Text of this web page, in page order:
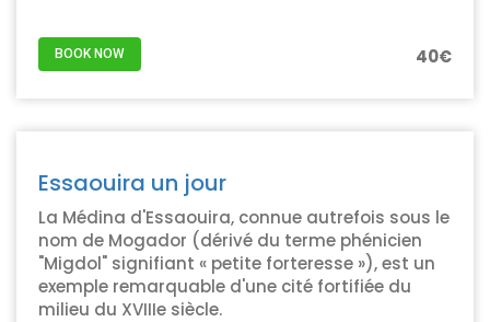
BOOK NOW 40€
Essaouira un jour
La Médina d'Essaouira, connue autrefois sous le
nom de Mogador (dérivé du terme phénicien
"Migdol" signifiant « petite forteresse »), est un
exemple remarquable d'une cité fortifiée du
milieu du XVIIIe siècle.